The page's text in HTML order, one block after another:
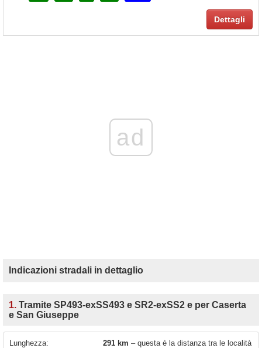
Dettagli
ad
Indicazioni stradali in dettaglio
1. Tramite SP493-exSS493 e SR2-exSS2 e per Caserta
e San Giuseppe
Lunghezza: 291 km – questa è la distanza tra le località